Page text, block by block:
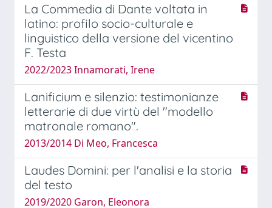
La Commedia di Dante voltata in
latino: profilo socio-culturale e
linguistico della versione del vicentino
F. Testa
2022/2023 Innamorati, Irene
Lanificium e silenzio: testimonianze
letterarie di due virtù del "modello
matronale romano".
2013/2014 Di Meo, Francesca
Laudes Domini: per l'analisi e la storia
del testo
2019/2020 Garon, Eleonora